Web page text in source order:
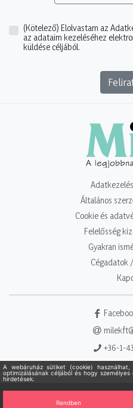
(Kötelező) Elolvastam az
az adataim kezeléséhez
küldése céljából.
Általános
Cookie és
Felelősség
Gyakran
Cégadatok
+36-1-
Copyright 2021 - 2026. Mile